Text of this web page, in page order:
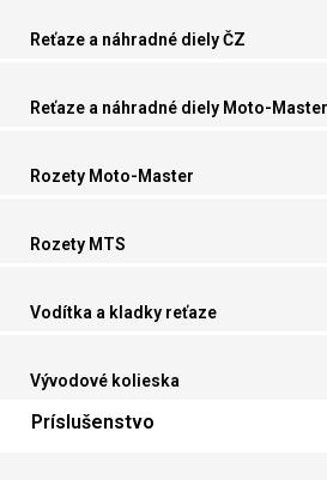
Reťaze a náhradné diely ČZ
Reťaze a náhradné diely Moto-Master
Rozety Moto-Master
Rozety MTS
Vodítka a kladky reťaze
Vývodové kolieska
Príslušenstvo